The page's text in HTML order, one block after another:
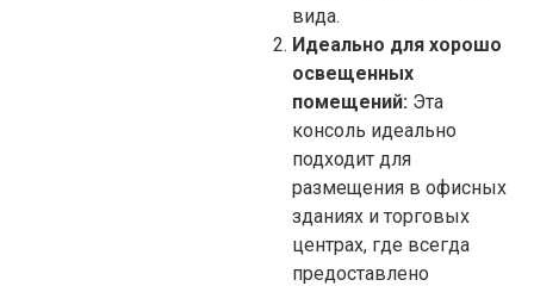
вида.
Идеально для хорошо
освещенных
помещений: Эта
консоль идеально
подходит для
размещения в офисных
зданиях и торговых
центрах, где всегда
предоставлено